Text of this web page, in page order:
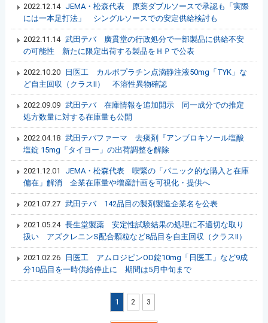
2022.12.14
JEMA・松森代表 原薬ダブルソースで承認も「実際
には一本足打法」 シングルソースでの安定供給検討も
2022.11.14 武田テバ 廣貫堂の行政処分で一部製品に供給不安
の可能性 新たに限定出荷する製品をＨＰで公表
2022.10.20
日医工 カルボプラチン点滴静注液50mg「TYK」な
ど自主回収（クラスⅡ） 不溶性異物確認
2022.09.09 武田テバ 在庫情報を追加開示 同一成分での推定
処方数量に対する在庫量も公開
2022.04.18 武田テバファーマ 去痰剤『アンブロキソール塩酸
塩錠 15mg「タイヨー」の出荷調整を解除
2021.12.01
JEMA・松森代表 喫緊の「パニック的な購入と在庫
偏在」解消 企業在庫量や増産計画を可視化・提供へ
2021.07.27 武田テバ 142品目の製剤製造企業名を公表
2021.05.24 長生堂製薬 安定性試験結果の処理に不適切な取り
扱い アズクレニンS配合顆粒など8品目を自主回収（クラスⅡ）
2021.02.26
日医工 アムロジピンOD錠10mg「日医工」など9成
分10品目を一時供給停止に 期間は5月中旬まで
1 2 3